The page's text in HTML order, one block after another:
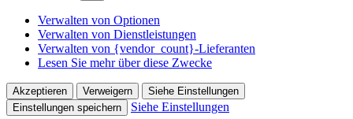
Verwalten von Optionen
Verwalten von Dienstleistungen
Verwalten von {vendor_count}-Lieferanten
Lesen Sie mehr über diese Zwecke
Akzeptieren Verweigern
Siehe Einstellungen
Einstellungen speichern
Siehe Einstellungen